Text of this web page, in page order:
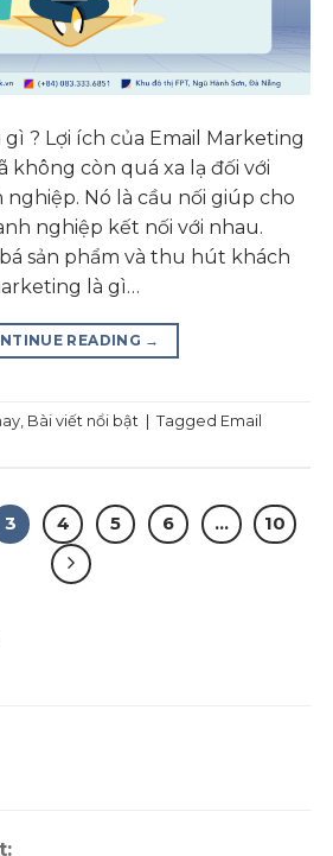
? Lợi ích của Email Marketing
không còn quá xa lạ đối với
nghiệp. Nó là cầu nối giúp cho
nghiệp kết nối với nhau.
sản phẩm và thu hút khách
là gì…
READING →
, Bài viết nổi bật Tagged Email
3 4 5 6 … 10